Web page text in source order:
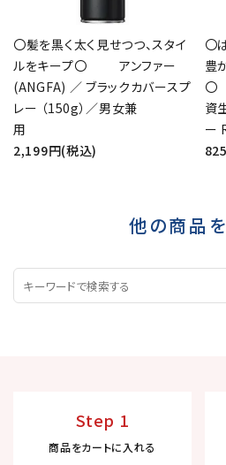
〇髪を黒く太く見せつつ、スタイ
ルをキープ〇 アンファー
(ANGFA) ／ ブラックカバースプ
レー （150g）／男女兼
用
2,199円(税込)
〇
豊
資
ー
他の商品
Step 1
商品をカートに入れる